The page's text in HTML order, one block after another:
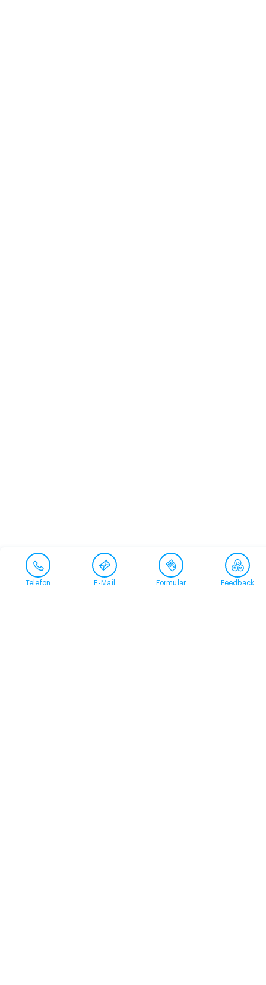
Telefon E-Mail Formular Feedback